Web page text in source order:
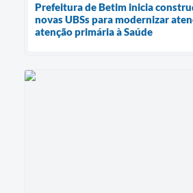
Prefeitura de Betim inicia
novas UBSs para modernizar
atenção primária à Saúde